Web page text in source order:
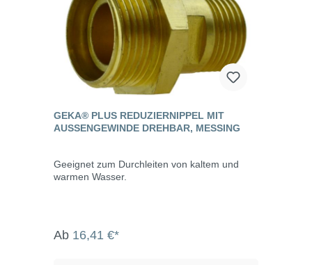
GEKA® PLUS REDUZIERNIPPEL MIT
AUSSENGEWINDE DREHBAR, MESSING
Geeignet zum Durchleiten von kaltem und
warmen Wasser.
Ab 16,41 €*